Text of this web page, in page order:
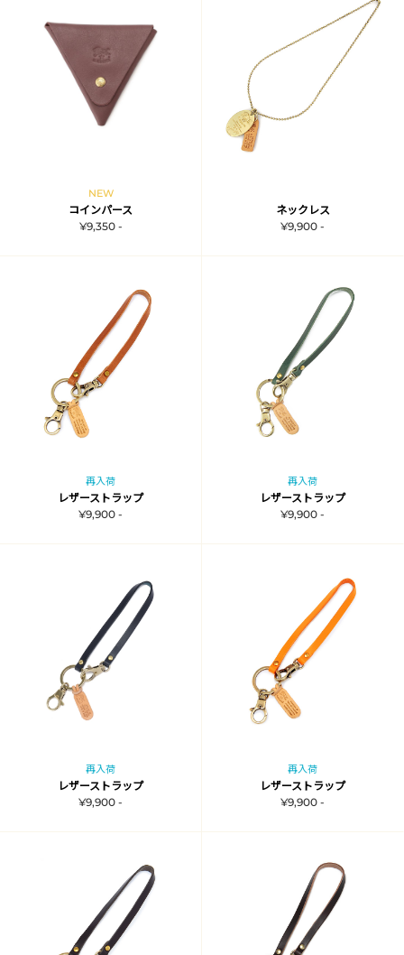
NEW
コインパース
¥9,350 -
ネックレス
¥9,900 -
再入荷
レザーストラップ
¥9,900 -
再入荷
レザーストラップ
¥9,900 -
再入荷
レザーストラップ
¥9,900 -
再入荷
レザーストラップ
¥9,900 -